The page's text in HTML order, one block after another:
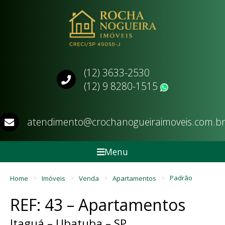
(12) 3633-2530
(12) 9 8280-1515
atendimento@crochanogueiraimoveis.com.br
Menu
Home Imóveis Venda Apartamentos Padrão
REF: 43 – Apartamentos